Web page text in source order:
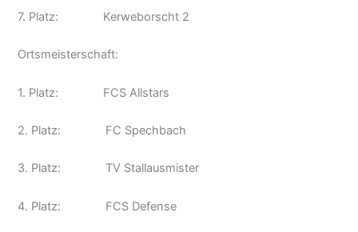
7. Platz: Kerweborscht 2
Ortsmeisterschaft:
1. Platz: FCS Allstars
2. Platz: FC Spechbach
3. Platz: TV Stallausmister
4. Platz: FCS Defense